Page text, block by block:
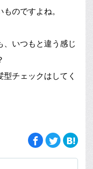
のですよね。
、いつもと違う感じ
チェックはしてく